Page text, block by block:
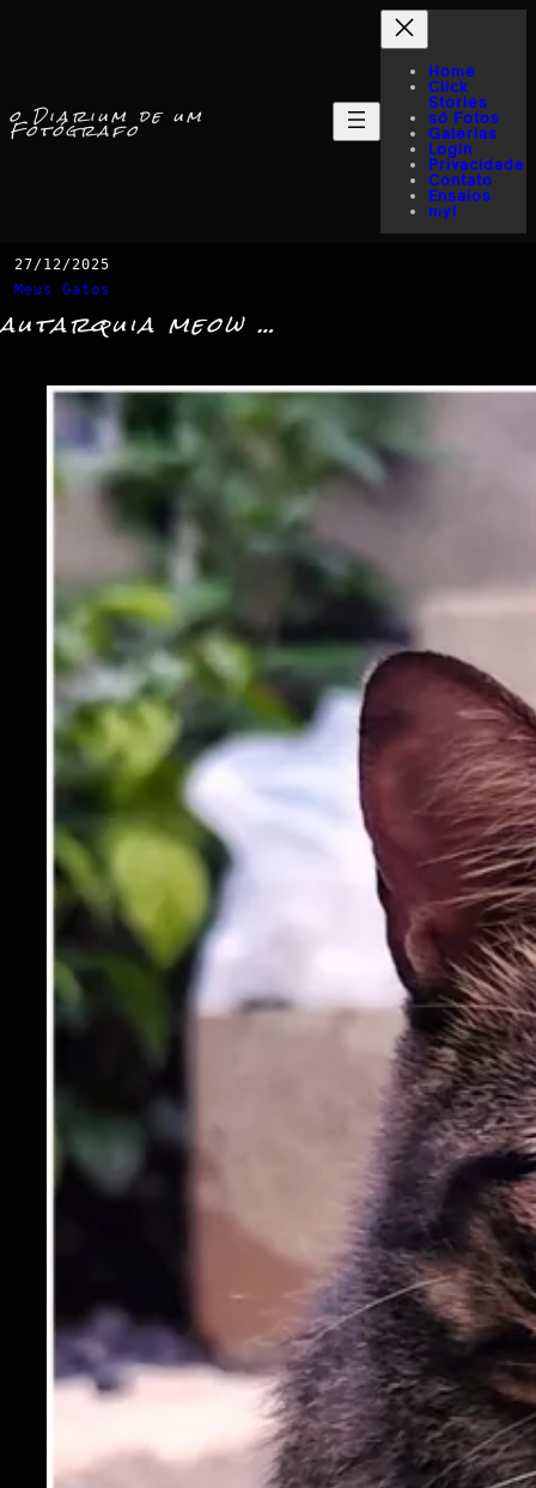
o Diarium de um
Fotógrafo
Home
Click
Stories
só Fotos
Galerias
Login
Privacidade
Contato
Ensaios
myI
27/12/2025
Meus Gatos
autarquia meow …